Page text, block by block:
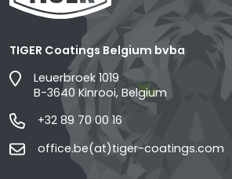
TIGER Coatings Belgium bvba
Leuerbroek 1019
B-3640 Kinrooi, Belgium
+32 89 70 00 16
office.be(at)tiger-coatings.com